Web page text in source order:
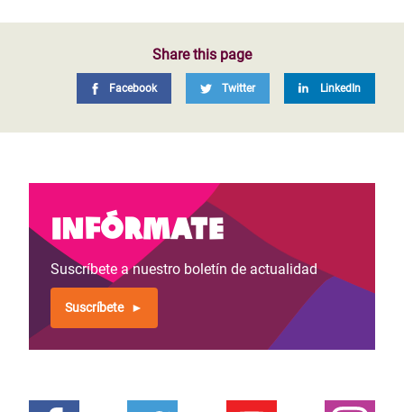
Share this page
Facebook Twitter LinkedIn
Infórmate
Suscríbete a nuestro boletín de actualidad
Suscríbete